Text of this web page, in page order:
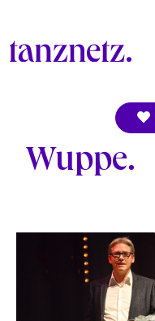
Wuppe